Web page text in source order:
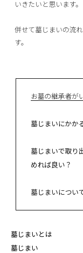
いきたいと思います。
併せて墓じまいの流
す。
お墓の継承者が
墓じまいにかか
墓じまいで取り
めれば良い？
墓じまいについ
墓じまいとは
墓じまい